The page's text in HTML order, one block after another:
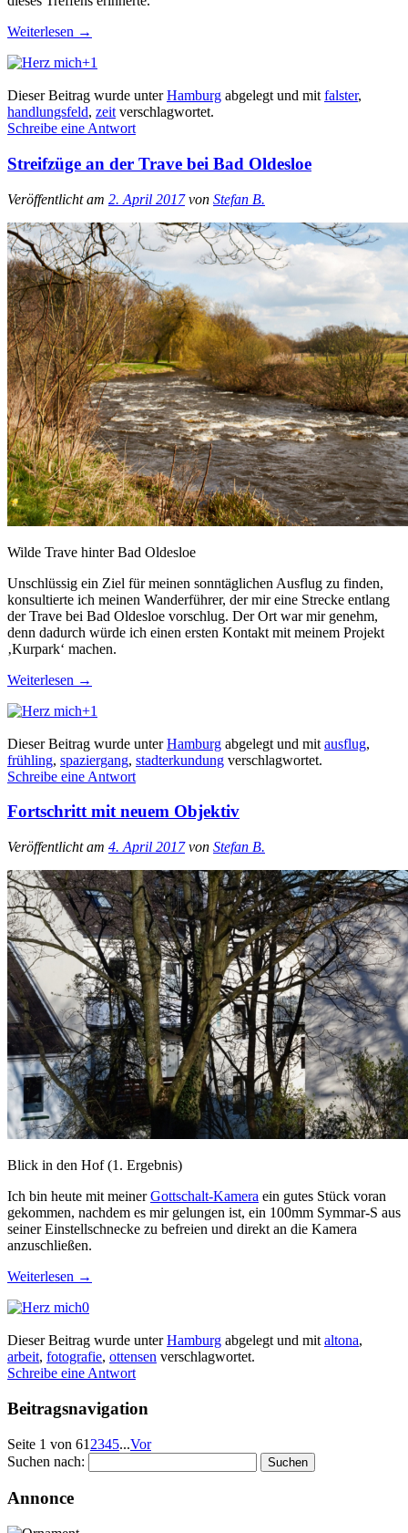
Weiterlesen →
+1
Dieser Beitrag wurde unterHamburg abgelegt und mit falster,
handlungsfeld, zeit verschlagwortet.
Schreibe eine Antwort
Streifzüge an der Trave bei Bad Oldesloe
Veröffentlicht am 2. April 2017 von Stefan B.
Wilde Trave hinter Bad Oldesloe
Unschlüssig ein Ziel für meinen sonntäglichen Ausflug zu finden,
konsultierte ich meinen Wanderführer, der mir eine Strecke entlang
der Trave bei Bad Oldesloe vorschlug. Der Ort war mir genehm,
denn dadurch würde ich einen ersten Kontakt mit meinem Projekt
‚Kurpark‘ machen.
Weiterlesen →
+1
Dieser Beitrag wurde unterHamburg abgelegt und mit ausflug,
frühling, spaziergang, stadterkundung verschlagwortet.
Schreibe eine Antwort
Fortschritt mit neuem Objektiv
Veröffentlicht am 4. April 2017 von Stefan B.
Blick in den Hof (1. Ergebnis)
Ich bin heute mit meinerGottschalt-Kamera ein gutes Stück voran
gekommen, nachdem es mir gelungen ist, ein 100mm Symmar-S aus
seiner Einstellschnecke zu befreien und direkt an die Kamera
anzuschließen.
Weiterlesen →
0
Dieser Beitrag wurde unterHamburg abgelegt und mit altona,
arbeit, fotografie, ottensen verschlagwortet.
Schreibe eine Antwort
Beitragsnavigation
Seite 1 von 61 2345...Vor
Suchen nach:
Annonce